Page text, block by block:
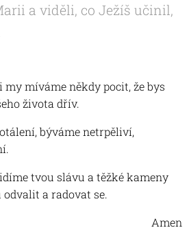
a viděli, co Ježíš učinil,
my míváme někdy pocit, že bys
života dřív.
býváme netrpěliví,
tvou slávu a těžké kameny
a radovat se.
Amen